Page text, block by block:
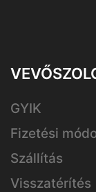
GYIK
Fizetési
Szállítás
Visszatérítés